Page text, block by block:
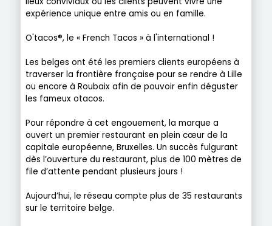
expérience unique entre amis ou en famille.
O'tacos®, le « French Tacos » à l'international !
Les belges ont été les premiers clients européens à
traverser la frontière française pour se rendre à Lille
ou encore à Roubaix afin de pouvoir enfin déguster
les fameux otacos.
Pour répondre à cet engouement, la marque a
ouvert un premier restaurant en plein cœur de la
capitale européenne, Bruxelles. Un succès fulgurant
dès l’ouverture du restaurant, plus de 100 mètres de
file d’attente pendant plusieurs jours !
Aujourd’hui, le réseau compte plus de 35 restaurants
sur le territoire belge.